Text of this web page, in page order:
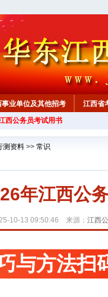
事业单位及其他招考 江西省
西公务员考试用书
测资料 >> 常识
年江西公
10-13 09:50:46 来源： 江西
与方法扫